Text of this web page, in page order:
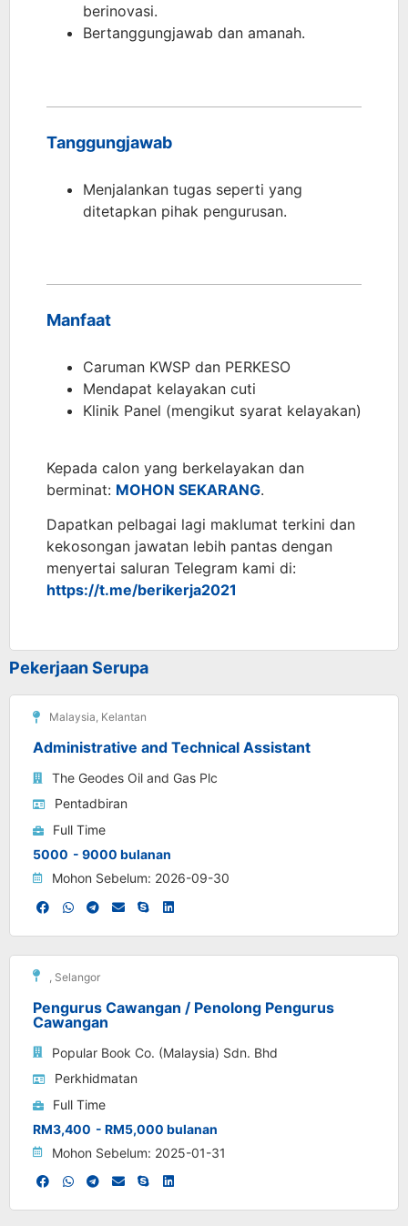
berinovasi.
Bertanggungjawab dan amanah.
Tanggungjawab
Menjalankan tugas seperti yang
ditetapkan pihak pengurusan.
Manfaat
Caruman KWSP dan PERKESO
Mendapat kelayakan cuti
Klinik Panel (mengikut syarat kelayakan)
Kepada calon yang berkelayakan dan
berminat: MOHON SEKARANG.
Dapatkan pelbagai lagi maklumat terkini dan
kekosongan jawatan lebih pantas dengan
menyertai saluran Telegram kami di:
https://t.me/berikerja2021
Pekerjaan Serupa
Malaysia, Kelantan
Administrative and Technical Assistant
The Geodes Oil and Gas Plc
Pentadbiran
Full Time
5000 - 9000 bulanan
Mohon Sebelum: 2026-09-30
Selangor
Pengurus Cawangan / Penolong Pengurus
Cawangan
Popular Book Co. (Malaysia) Sdn. Bhd
Perkhidmatan
Full Time
RM3,400 - RM5,000 bulanan
Mohon Sebelum: 2025-01-31